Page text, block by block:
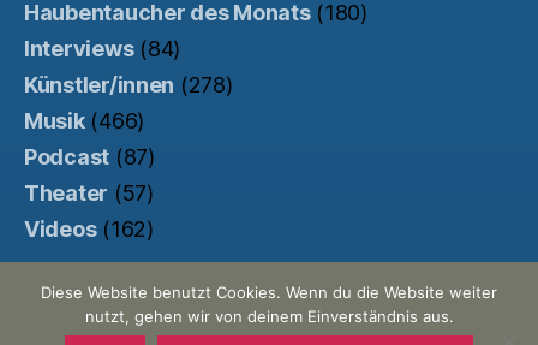
Haubentaucher des Monats(180)
Interviews(84)
Künstler/innen (278)
Musik(466)
Podcast (87)
Theater (57)
Videos(162)
© 2026Der Haubentaucher Nach oben
Diese Website benutzt Cookies. Wenn du die Website weiter
nutzt, gehen wir von deinem Einverständnis aus.